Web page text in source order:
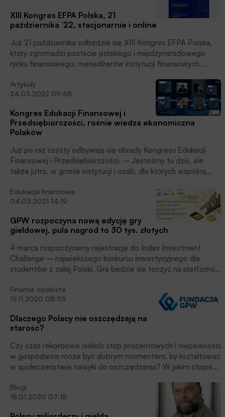
XIII Kongres EFPA Polska, 21
października ’22, stacjonarnie i online
Już 21 października odbędzie się XIII Kongres EFPA Polska,
który zgromadzi postacie polskiego i międzynarodowego
rynku finansowego, menedżerów instytucji finansowych,
będzie realizowany stacjonarnie i jednocześnie dostępny
bezpłatnie online.
Artykuły
24.03.2022 09:58
Kongres Edukacji Finansowej i
Przedsiębiorczości, rośnie wiedza ekonomiczna
Polaków
Już po raz szósty odbywają się obrady Kongresu Edukacji
Finansowej i Przedsiębiorczości. – Jesteśmy tu dziś, ale
także jutro, w gronie instytucji i osób, dla których wspólną
od lat wyzwań gospodarczych, społecznych i politycznych
jest coraz bardziej pożądana i świadomie oczekiwana przez
Polaków, ale także obywateli Unii Europejskiej – stwierdził w
wystąpieniu inauguracyjnym Michał Polak, wiceprezes
Fundacji Warszawski Instytut Bankowości.
Edukacja finansowa
04.03.2021 14:19
GPW rozpoczyna nową edycję gry
giełdowej, pula nagród to 30 tys. złotych
4 marca rozpoczynamy rejestrację do Index Investment
Challenge – największego konkursu inwestycyjnego dla
studentów z całej Polski. Gra będzie się toczyć na platformie
instrumenty finansowe. Na zwycięzcę – najlepszego
inwestora – czeka nagroda główna w wysokości 6 500 PLN,
a łączna pula nagród pieniężnych w konkursie to ponad 30
000 PLN ‒ informuje w komunikacie GPW.
Finanse osobiste
19.11.2020 08:55
Dlaczego Polacy nie oszczędzają na
starość?
Czy czas rekordowo niskich stóp procentowych i niepewności
w gospodarce może być dobrym momentem, by kształtować
w społeczeństwie nawyki do oszczędzania? W jakim stopniu
gromadzenia środków na bezpieczną starość, i czy złe
doświadczenia z otwartymi funduszami emerytalnymi nie
staną się czynnikiem zniechęcającym? Kwestie te omawiano
Blogi
18.01.2020 07:18